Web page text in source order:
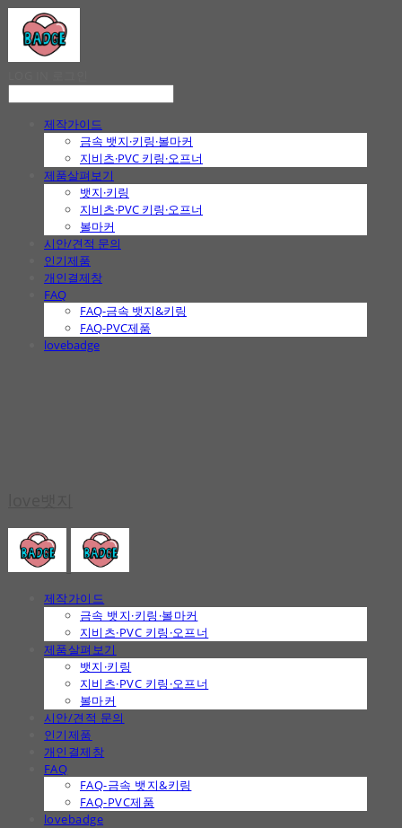
제작가이드
금속 뱃지·키링·볼마커
지비츠·PVC 키링·오프너
제품살펴보기
뱃지·키링
지비츠·PVC 키링·오프너
볼마커
시안/견적 문의
인기제품
개인결제창
FAQ
FAQ-금속 뱃지&키링
FAQ-PVC제품
lovebadge
제작가이드
금속 뱃지·키링·볼마커
지비츠·PVC 키링·오프너
제품살펴보기
뱃지·키링
지비츠·PVC 키링·오프너
볼마커
시안/견적 문의
인기제품
개인결제창
FAQ
FAQ-금속 뱃지&키링
FAQ-PVC제품
lovebadge